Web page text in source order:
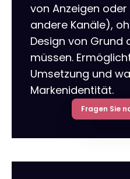
von Anzeigen
andere Kanäle),
Design von Grund
müssen.
Umsetzung und
Markenidentität.
Fragen Sie